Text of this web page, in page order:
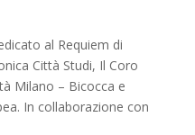
al Requiem di
Città Studi, Il Coro
Milano – Bicocca e
In collaborazione con